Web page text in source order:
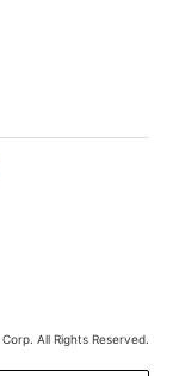
いたいという人
もともとStart
／［スタート］
All Rights Reserved.